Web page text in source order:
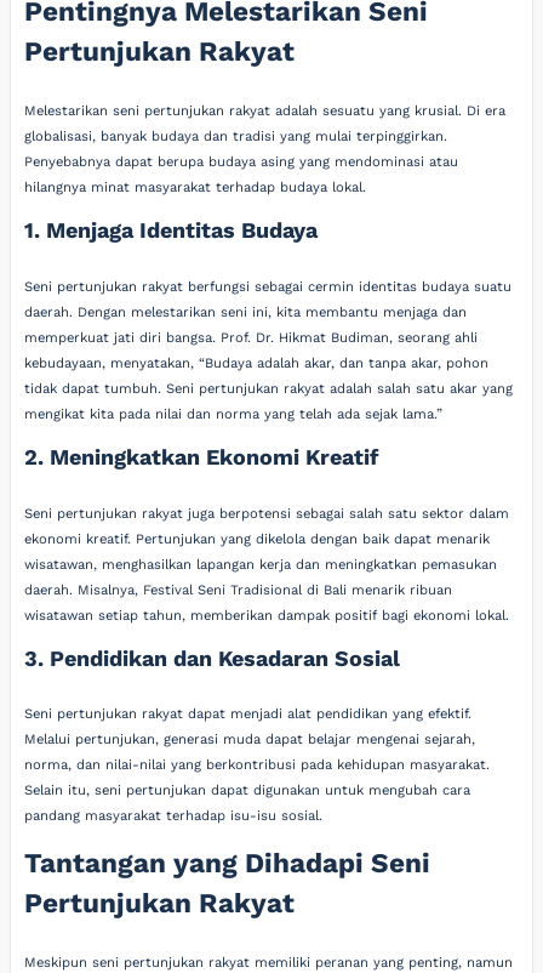
Pentingnya Melestarikan Seni
Pertunjukan Rakyat
Melestarikan seni pertunjukan rakyat adalah sesuatu yang krusial. Di era
globalisasi, banyak budaya dan tradisi yang mulai terpinggirkan.
Penyebabnya dapat berupa budaya asing yang mendominasi atau
hilangnya minat masyarakat terhadap budaya lokal.
1. Menjaga Identitas Budaya
Seni pertunjukan rakyat berfungsi sebagai cermin identitas budaya suatu
daerah. Dengan melestarikan seni ini, kita membantu menjaga dan
memperkuat jati diri bangsa. Prof. Dr. Hikmat Budiman, seorang ahli
kebudayaan, menyatakan, “Budaya adalah akar, dan tanpa akar, pohon
tidak dapat tumbuh. Seni pertunjukan rakyat adalah salah satu akar yang
mengikat kita pada nilai dan norma yang telah ada sejak lama.”
2. Meningkatkan Ekonomi Kreatif
Seni pertunjukan rakyat juga berpotensi sebagai salah satu sektor dalam
ekonomi kreatif. Pertunjukan yang dikelola dengan baik dapat menarik
wisatawan, menghasilkan lapangan kerja dan meningkatkan pemasukan
daerah. Misalnya, Festival Seni Tradisional di Bali menarik ribuan
wisatawan setiap tahun, memberikan dampak positif bagi ekonomi lokal.
3. Pendidikan dan Kesadaran Sosial
Seni pertunjukan rakyat dapat menjadi alat pendidikan yang efektif.
Melalui pertunjukan, generasi muda dapat belajar mengenai sejarah,
norma, dan nilai-nilai yang berkontribusi pada kehidupan masyarakat.
Selain itu, seni pertunjukan dapat digunakan untuk mengubah cara
pandang masyarakat terhadap isu-isu sosial.
Tantangan yang Dihadapi Seni
Pertunjukan Rakyat
Meskipun seni pertunjukan rakyat memiliki peranan yang penting, namun